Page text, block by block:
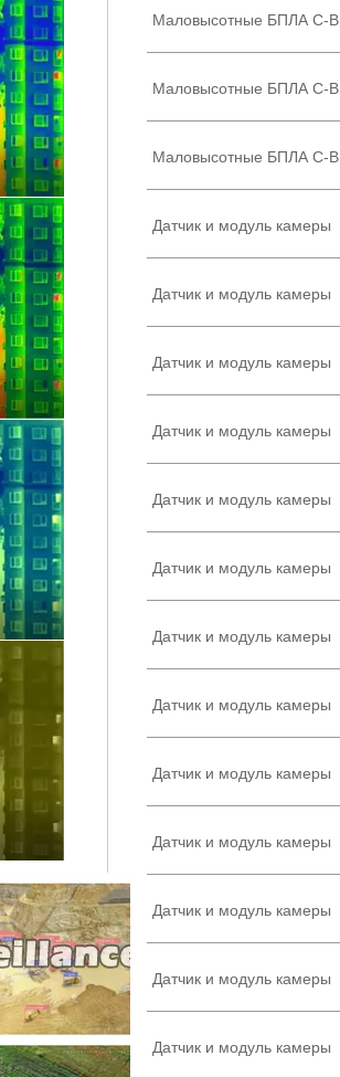
Маловысотные БПЛА C-B
Маловысотные БПЛА C-B
Маловысотные БПЛА C-B
Датчик и модуль камеры
Датчик и модуль камеры
Датчик и модуль камеры
Датчик и модуль камеры
Датчик и модуль камеры
Датчик и модуль камеры
Датчик и модуль камеры
Датчик и модуль камеры
Датчик и модуль камеры
Датчик и модуль камеры
Датчик и модуль камеры
Датчик и модуль камеры
Датчик и модуль камеры